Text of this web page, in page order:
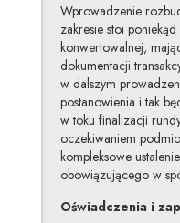
Wprowadzenie
zakresie stoi
konwertowalnej,
dokumentacji
w dalszym
postanowienia i tak
w toku finalizacji
oczekiwaniem
kompleksowe
obowiązującego w
Oświadczenia i